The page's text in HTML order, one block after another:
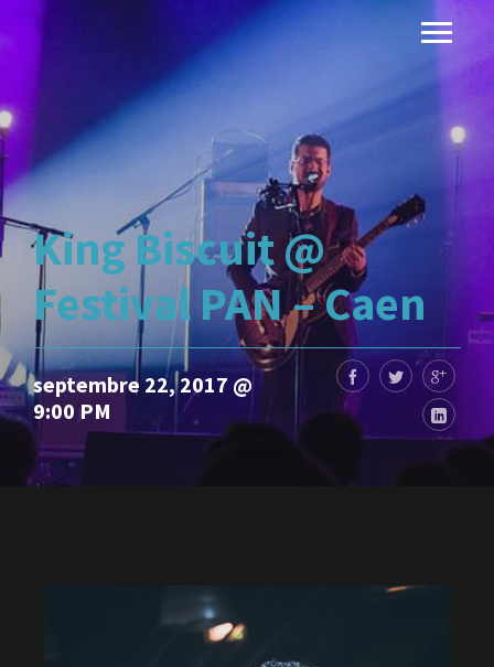
King Biscuit @
Festival PAN – Caen
septembre 22, 2017 @
9:00 PM